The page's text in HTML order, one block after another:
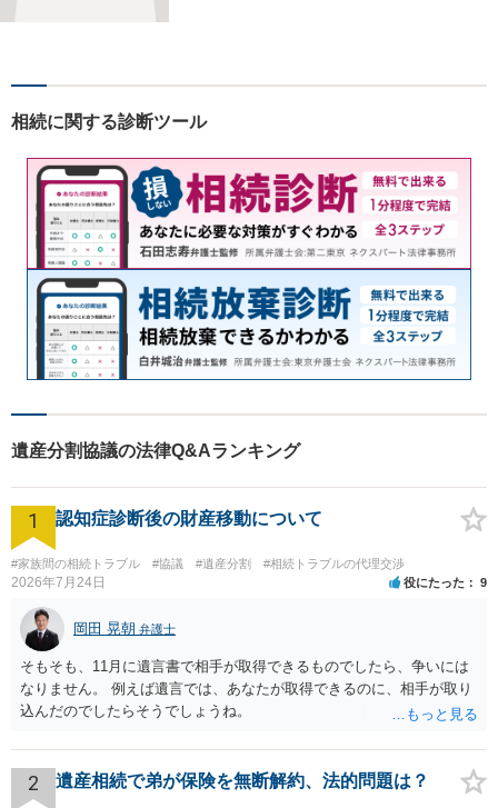
相続に関する診断ツール
遺産分割協議の法律Q&Aランキング
1 認知症診断後の財産移動について
#家族間の相続トラブル #協議 #遺産分割 #相続トラブルの代理交渉
2026年7月24日 役にたった 9
岡田 晃朝 弁護士
そもそも、11月に遺言書で相手が取得できるものでしたら、争いには
なりません。 例えば遺言では、あなたが取得できるのに、相手が取り
込んだのでしたらそうでしょうね。
2 遺産相続で弟が保険を無断解約、法的問題は？